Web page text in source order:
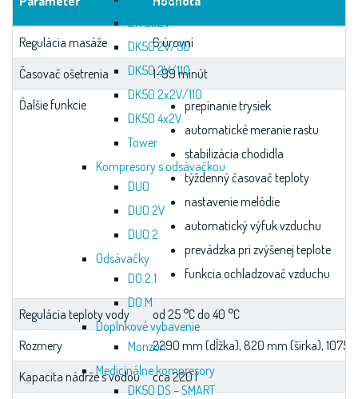
DK 502V
DK50 2V/50
DK50 2V/110
DK50 2x2V/110
DK50 4x2V
Tower
Kompresory s odsávačkou
DUO
DUO 2V
DUO 2
Odsávačky
DO 2.1
DO M
Doplnkové vybavenie
Monzun
Medicinálne kompresory
DK50 DS – SMART
Regulácia masáže
6 úrovní
Časovač ošetrenia
1–99 minút
Ďalšie funkcie
prepínanie trysiek
automatické meranie rastu
stabilizácia chodidla
týždenný časovač teploty
nastavenie melódie
automatický výfuk vzduchu
prevádzka pri zvýšenej teplote
funkcia ochladzovač vzduchu
Regulácia teploty vody
od 25 °C do 40 °C
Rozmery
2290 mm (dĺžka), 820 mm (šírka), 1075
Kapacita nádrže s vodou
cca 220 l